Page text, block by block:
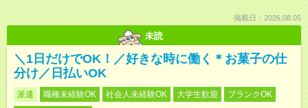
掲載日：2026.08.05
未読
＼1日だけでOK！／好きな時に働く＊お菓子の仕
分け／日払いOK
派遣 職種未経験OK 社会人未経験OK 大学生歓迎
ブランクOK